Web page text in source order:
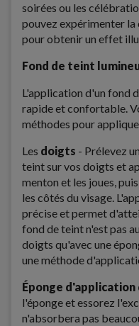
soirées ou les
pouvez expérimenter
pour obtenir un effet
Fond de teint
L'application d'un fond
rapide et confortable.
méthodes pour
Les doigts - Prélevez
teint sur vos doigts et
menton et les joues,
les côtés du visage.
précise et permet
fond de teint n'est pas
doigts qu'avec une
une méthode
Éponge
l'éponge et essorez
n'absorbera pas